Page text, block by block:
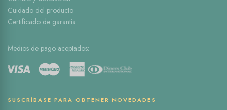
Cuidado del producto
Certificado de garantía
Medios de pago aceptados:
SUSCRÍBASE PARA OBTENER NOVEDADES